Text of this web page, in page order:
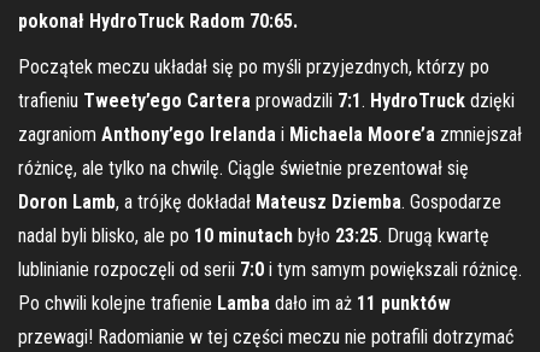
pokonał HydroTruck Radom 70:65.
Początek meczu układał się po myśli przyjezdnych, którzy po
trafieniu Tweety’ego Cartera prowadzili 7:1. HydroTruck dzięki
zagraniom Anthony’ego Irelanda i Michaela Moore’a zmniejszał
różnicę, ale tylko na chwilę. Ciągle świetnie prezentował się
Doron Lamb, a trójkę dokładał Mateusz Dziemba. Gospodarze
nadal byli blisko, ale po 10 minutach było 23:25. Drugą kwartę
lublinianie rozpoczęli od serii 7:0 i tym samym powiększali różnicę.
Po chwili kolejne trafienie Lamba dało im aż 11 punktów
przewagi! Radomianie w tej części meczu nie potrafili dotrzymać